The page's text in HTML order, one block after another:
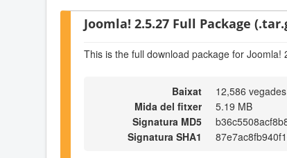
Joomla! 2.5.27 Full Package
This is the full download package for Joomla!
Baixat
12,586 vegades
Mida del fitxer
5.19 MB
Signatura MD5
Signatura SHA1